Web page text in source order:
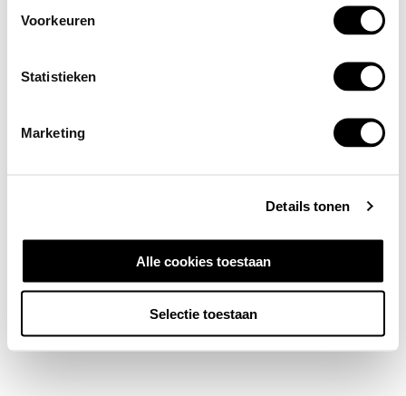
Voorkeuren
Statistieken
Marketing
Details tonen
Alle cookies toestaan
Selectie toestaan